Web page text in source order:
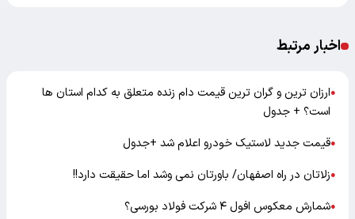
اخبار مرتبط
●ارزان ترین و گران ترین قیمت دام زنده متعلق به کدام استان ها
است؟ + جدول
●قیمت جدید لاستیک خودرو اعلام شد +جدول
●زلاتان در راه اصفهان/ باورتان نمی وشد اما حقیقت دارد!!
●شمارش معکوس افول ۴ شرکت فولاد بورسی؟